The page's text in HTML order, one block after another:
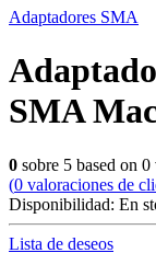
Adaptadores SMA
SMA
0 sobre 5 based on 0
(0 valoraciones de
Disponibilidad: En
Lista de deseos